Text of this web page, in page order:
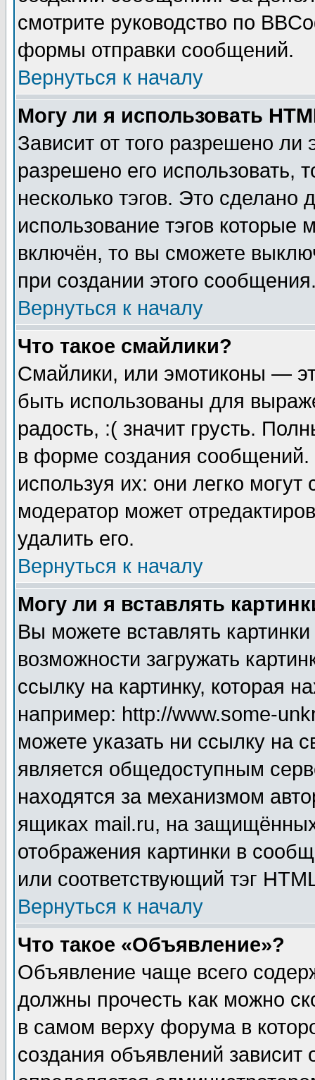
смотрите руководство по
формы отправки сообщений.
Вернуться к началу
Могу ли я использовать
Зависит от того разрешено
разрешено его использовать,
несколько тэгов. Это сделано
использование тэгов
включён, то вы сможете
при создании этого
Вернуться к началу
Что такое смайлики?
Смайлики, или эмотиконы —
быть использованы для
радость, :( значит грусть.
в форме создания сообщений.
используя их: они легко
модератор может
удалить его.
Вернуться к началу
Могу ли я вставлять
Вы можете вставлять
возможности загружать
ссылку на картинку, которая
например: http://www.some-
можете указать ни ссылку на
является общедоступным
находятся за механизмом
ящиках mail.ru, на
отображения картинки в
или соответствующий тэг
Вернуться к началу
Что такое «Объявление»?
Объявление чаще всего
должны прочесть как можно
в самом верху форума в
создания объявлений зависит